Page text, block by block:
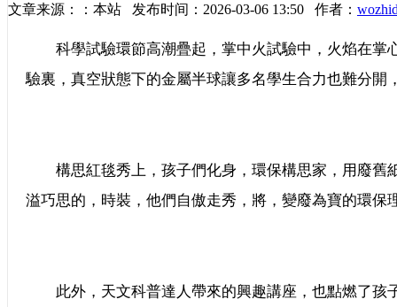
文章来源：：本站 发布时间：2026-03-06 13:50 作者：
科學試驗環節高潮疊起，掌中火試驗中，火焰在掌
驗裏，真空狀態下的金屬半球讓多名學生合力也難分開
構思紅毯秀上，孩子們化身，環保構思家，用廢舊
溢巧思的，時裝，他們自傲走秀，將，變廢為寶的環保
此外，天文科普達人帶來的興趣講座，也點燃了孩